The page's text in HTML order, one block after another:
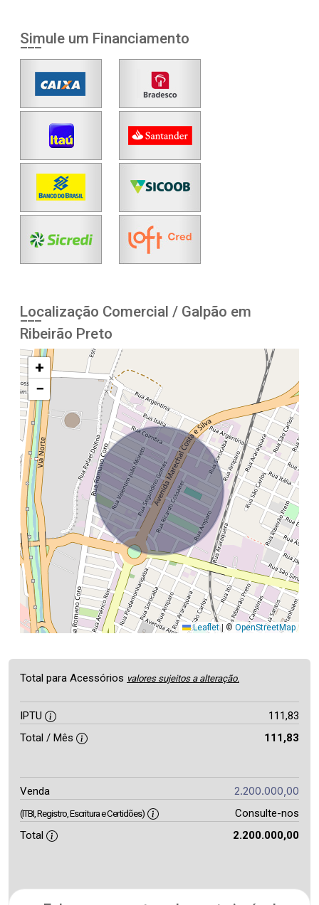
Simule um Financiamento
Localização Comercial / Galpão em
Ribeirão Preto
+
−
Leaflet © OpenStreetMap
Total para Acessórios valores sujeitos a alteração.
IPTU
111,83
Total / Mês
111,83
Venda 2.200.000,00
(ITBI, Registro, Escritura e Certidões)
Consulte-nos
Total
2.200.000,00